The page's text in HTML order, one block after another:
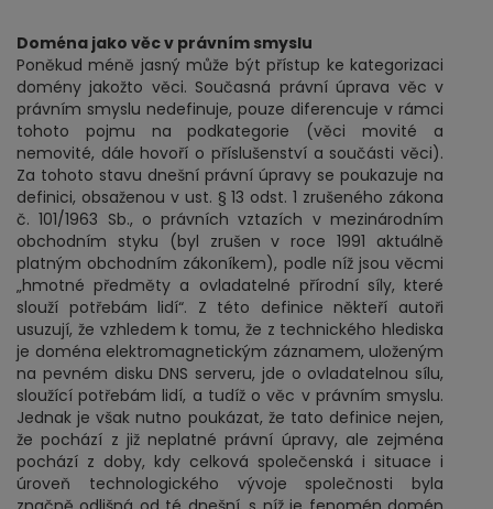
Doména jako věc v právním smyslu
Poněkud méně jasný může být přístup ke kategorizaci
domény jakožto věci. Současná právní úprava věc v
právním smyslu nedefinuje, pouze diferencuje v rámci
tohoto pojmu na podkategorie (věci movité a
nemovité, dále hovoří o příslušenství a součásti věci).
Za tohoto stavu dnešní právní úpravy se poukazuje na
definici, obsaženou v ust. § 13 odst. 1 zrušeného zákona
č. 101/1963 Sb., o právních vztazích v mezinárodním
obchodním styku (byl zrušen v roce 1991 aktuálně
platným obchodním zákoníkem), podle níž jsou věcmi
„hmotné předměty a ovladatelné přírodní síly, které
slouží potřebám lidí“. Z této definice někteří autoři
usuzují, že vzhledem k tomu, že z technického hlediska
je doména elektromagnetickým záznamem, uloženým
na pevném disku DNS serveru, jde o ovladatelnou sílu,
sloužící potřebám lidí, a tudíž o věc v právním smyslu.
Jednak je však nutno poukázat, že tato definice nejen,
že pochází z již neplatné právní úpravy, ale zejména
pochází z doby, kdy celková společenská i situace i
úroveň technologického vývoje společnosti byla